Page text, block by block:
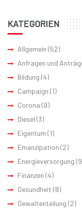
KATEGORIEN
Allgemein (52)
Anfragen und
Bildung (4)
Campaign (1)
Corona (9)
Diesel (3)
Eigentum (1)
Emanzipation (2)
Energieversorgung
Finanzen (4)
Gesundheit (8)
Gewaltenteilung (2)